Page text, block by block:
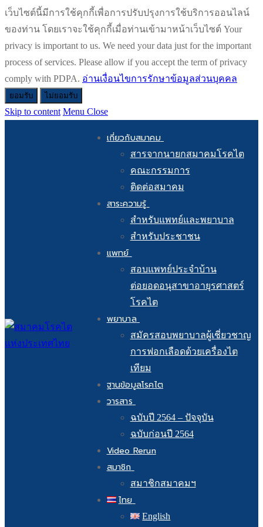
เว็บไซต์นี้มีการใช้คุกกี้เพื่อการปรับปรุงการใช้บริการออนไลน์
ของท่าน โดยเราจะใช้คุกกี้เมื่อท่านเข้ามาหน้าเว็บไซต์ Your
privacy is important to us. We need your data just for the important
process of services. Please allow if you accept the term of privacy
comply with PDPA. อ่านเงื่อนไขการรักษาข้อมูลส่วนบุคคล
ยอมรับ ไม่ยอมรับ
Skip to content Menu Close
เกี่ยวกับสมาคม
สารจากนายกสมาคมโรคไต
คณะกรรมการ
ติดต่อสมาคม
สาระความรู้
สำหรับแพทย์และพยาบาล
สำหรับประชาชน
แพทย์
สอบแพทย์ประจำบ้าน
ต่อยอดอนุสาขาอายุรศาสตร์
โรคไต
พยาบาล
สมัครสอบพยาบาลผู้เชี่ยวชาญ
การฟอกเลือดด้วยเครื่องไต
เทียม
ฐานข้อมูลโรคไต
วารสาร
ฉบับปี 2564 – ปัจจุบัน
ฉบับก่อนปี 2564
Video Rerun
สมาชิก
สมาชิกสมาคมฯ
ไทย
English